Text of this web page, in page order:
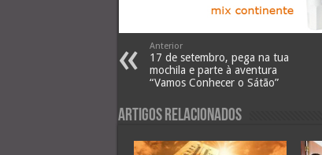
Anterior
17 de setembro, pega na tua
mochila e parte à aventura
“Vamos Conhecer o Sátão”
Artigos Relacionados